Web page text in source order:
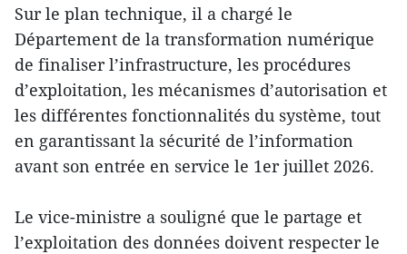
Sur le plan technique, il a chargé le
Département de la transformation numérique
de finaliser l’infrastructure, les procédures
d’exploitation, les mécanismes d’autorisation et
les différentes fonctionnalités du système, tout
en garantissant la sécurité de l’information
avant son entrée en service le 1er juillet 2026.
Le vice-ministre a souligné que le partage et
l’exploitation des données doivent respecter le